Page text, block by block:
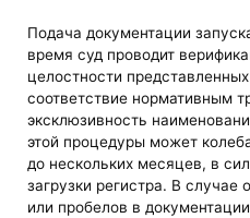
Подача документации
время суд проводит
целостности
соответствие нормативным
эксклюзивность
этой процедуры может
до нескольких месяцев, в
загрузки регистра. В
или пробелов в